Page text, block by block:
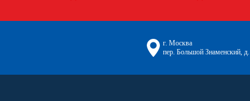
г. Москва
пер. Большой Знаменский,